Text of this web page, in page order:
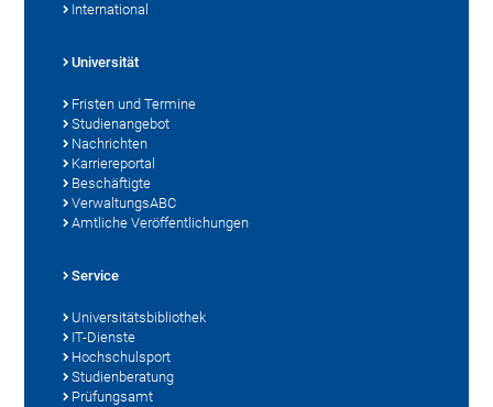
International
Universität
Fristen und Termine
Studienangebot
Nachrichten
Karriereportal
Beschäftigte
VerwaltungsABC
Amtliche Veröffentlichungen
Service
Universitätsbibliothek
IT-Dienste
Hochschulsport
Studienberatung
Prüfungsamt